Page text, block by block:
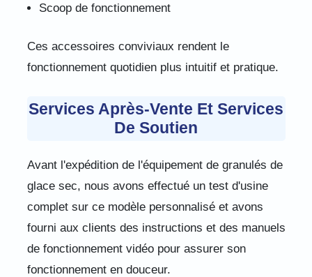
Scoop de fonctionnement
Ces accessoires conviviaux rendent le
fonctionnement quotidien plus intuitif et pratique.
Services Après-Vente Et Services
De Soutien
Avant l'expédition de l'équipement de granulés de
glace sec, nous avons effectué un test d'usine
complet sur ce modèle personnalisé et avons
fourni aux clients des instructions et des manuels
de fonctionnement vidéo pour assurer son
fonctionnement en douceur.